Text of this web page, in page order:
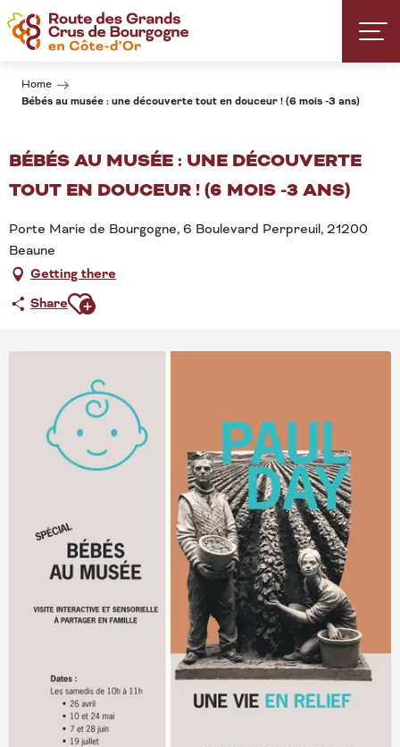
Aller
au
contenu
Home
Bébés au musée : une découverte tout en douceur ! (6 mois -3 ans)
BÉBÉS AU MUSÉE : UNE DÉCOUVERTE
TOUT EN DOUCEUR ! (6 MOIS -3 ANS)
Porte Marie de Bourgogne, 6 Boulevard Perpreuil, 21200
Beaune
Getting there
ShareAjouter aux favoris